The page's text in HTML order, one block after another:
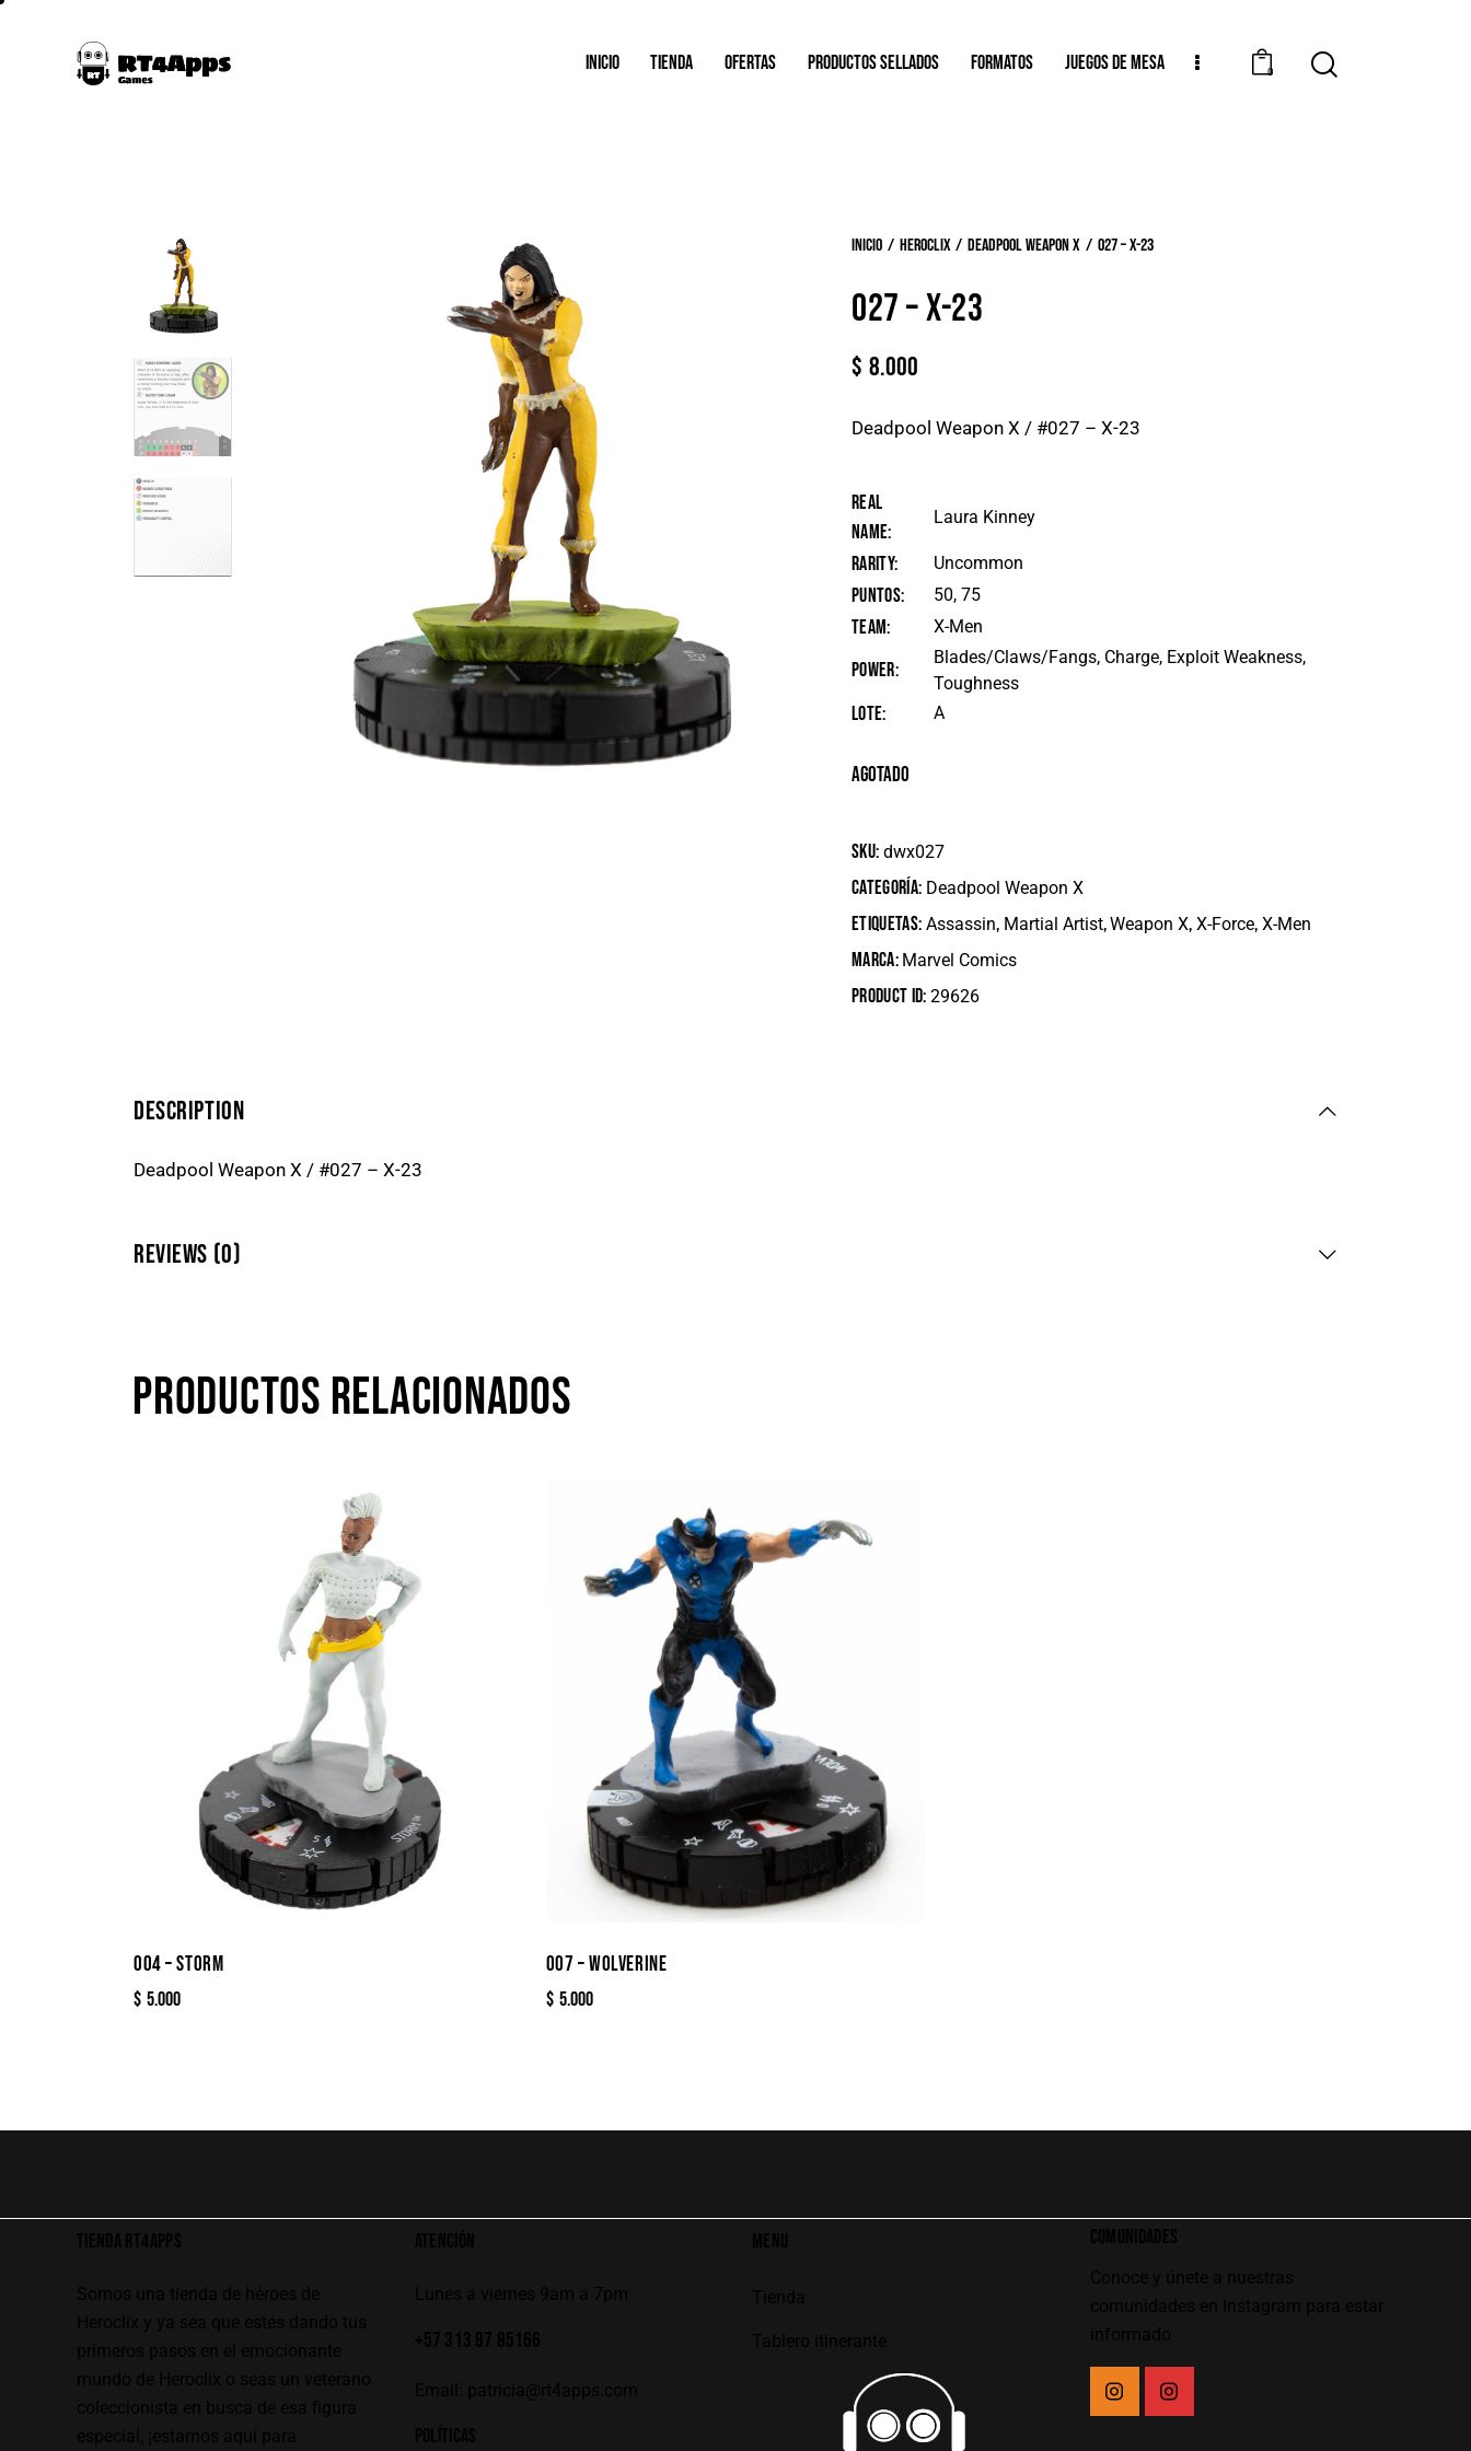
INICIO TIENDA OFERTAS PRODUCTOS SELLADOS FORMATOS JUEGOS DE MESA 0
Inicio Heroclix Deadpool Weapon X 027 – X-23
027 – X-23
$ 8.000
Deadpool Weapon X / #027 – X-23
Real
Name
Laura Kinney
Rarity Uncommon
Puntos 50, 75
Team X-Men
Power
Blades/Claws/Fangs, Charge, Exploit Weakness,
Toughness
Lote A
Agotado
SKU: dwx027
Categoría: Deadpool Weapon X
Etiquetas: Assassin, Martial Artist,Weapon X, X-Force, X-Men
Marca: Marvel Comics
Product ID:29626
DESCRIPTION
Deadpool Weapon X / #027 – X-23
REVIEWS (0)
PRODUCTOS RELACIONADOS
004 – STORM
$ 5.000
007 – WOLVERINE
$ 5.000